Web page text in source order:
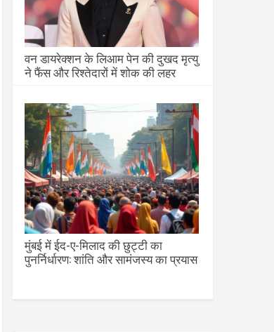
वन डायरेक्शन के लिआम पेन की दुखद मृत्यु
ने फैंस और रिश्तेदारों में शोक की लहर
मुंबई में ईद-ए-मिलाद की छुट्टी का
पुनर्निर्धारण: शांति और सामंजस्य का प्रयास